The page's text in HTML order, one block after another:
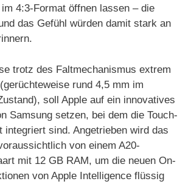
4:3-Format öffnen lassen – die
das Gefühl würden damit stark an
trotz des Faltmechanismus extrem
rund 4,5 mm im
soll Apple auf ein innovatives
Samsung setzen, bei dem die Touch-
integriert sind. Angetrieben wird das
von einem A20-
mit 12 GB RAM, um die neuen On-
von Apple Intelligence flüssig